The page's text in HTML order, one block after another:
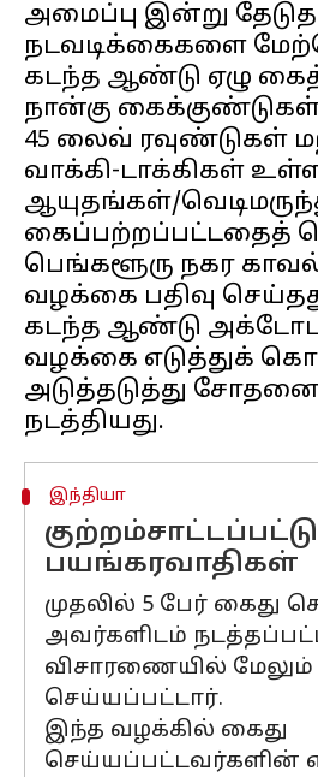
அமைப்பு இன்று
நடவடிக்கைகளை
கடந்த ஆண்டு ஏழு
நான்கு
45 லைவ் ரவுண்டுகள்
வாக்கி-டாக்கிகள்
ஆயுதங்கள்/
கைப்பற்றப்பட்டதைத்
பெங்களூரு நகர
வழக்கை பதிவு
கடந்த ஆண்டு
வழக்கை எடுத்துக்
அடுத்தடுத்து
இந்தியா
பயங்கரவாதிகள்
முதலில் 5 பேர் கைது
அவர்களிடம்
விசாரணையில் மேலும்
செய்யப்பட்டார்.
இந்த வழக்கில் கைது